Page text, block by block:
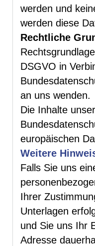
werden und
werden diese
Rechtliche
DSGVO in
an uns wenden.
Die Inhalte
europäischen
Weitere
Falls Sie uns
Ihrer
Unterlagen
und Sie uns Ihr
Adresse